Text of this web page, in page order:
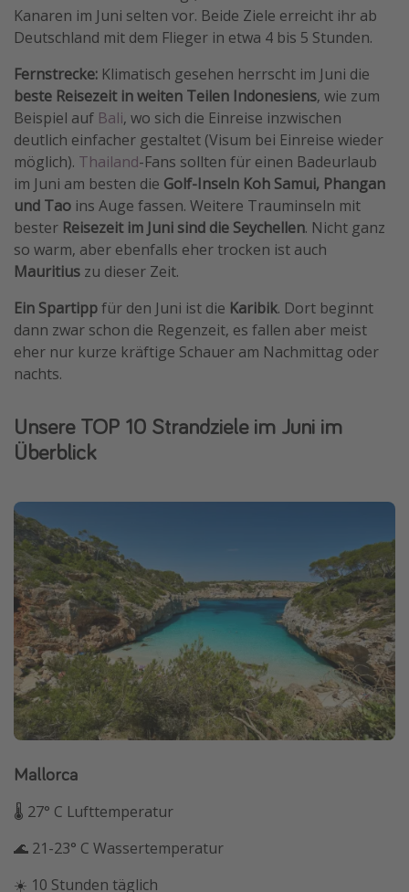
Kanaren im Juni selten vor. Beide Ziele erreicht ihr ab
Deutschland mit dem Flieger in etwa 4 bis 5 Stunden.
Fernstrecke: Klimatisch gesehen herrscht im Juni die
beste Reisezeit in weiten Teilen Indonesiens, wie zum
Beispiel auf Bali, wo sich die Einreise inzwischen
deutlich einfacher gestaltet (Visum bei Einreise wieder
möglich). Thailand-Fans sollten für einen Badeurlaub
im Juni am besten die Golf-Inseln Koh Samui, Phangan
und Tao ins Auge fassen. Weitere Trauminseln mit
bester Reisezeit im Juni sind die Seychellen. Nicht ganz
so warm, aber ebenfalls eher trocken ist auch
Mauritius zu dieser Zeit.
Ein Spartippfür den Juni ist die Karibik. Dort beginnt
dann zwar schon die Regenzeit, es fallen aber meist
eher nur kurze kräftige Schauer am Nachmittag oder
nachts.
Unsere TOP 10 Strandziele im Juni im
Überblick
Mallorca
🌡 27° C Lufttemperatur
🌊 21-23° C Wassertemperatur
☀️ 10 Stunden täglich